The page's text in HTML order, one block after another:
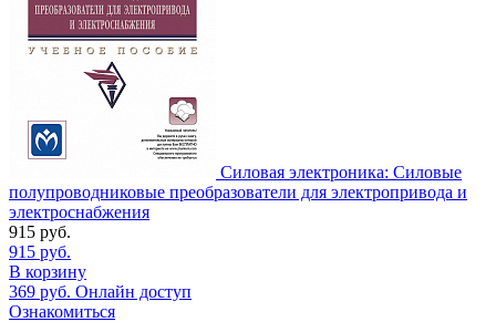
Силовая электроника: Силовые
полупроводниковые преобразователи для электропривода и
электроснабжения
915 руб.
915 руб.
В корзину
369 руб. Онлайн доступ
Ознакомиться